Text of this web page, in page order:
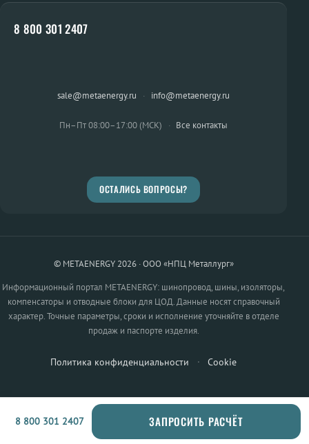
8 800 301 2407
sale@metaenergy.ru · info@metaenergy.ru
Пн–Пт 08:00–17:00 (МСК) · Все контакты
ОСТАЛИСЬ ВОПРОСЫ?
© METAENERGY 2026 · ООО «НПЦ Металлург»
Информационный портал METAENERGY: шинопровод, шины, изоляторы,
компенсаторы и отводные блоки для ЦОД. Данные носят справочный
характер. Точные параметры, сроки и исполнение уточняйте в отделе
продаж и паспорте изделия.
Политика конфиденциальности · Cookie
8 800 301 2407 ЗАПРОСИТЬ РАСЧЁТ